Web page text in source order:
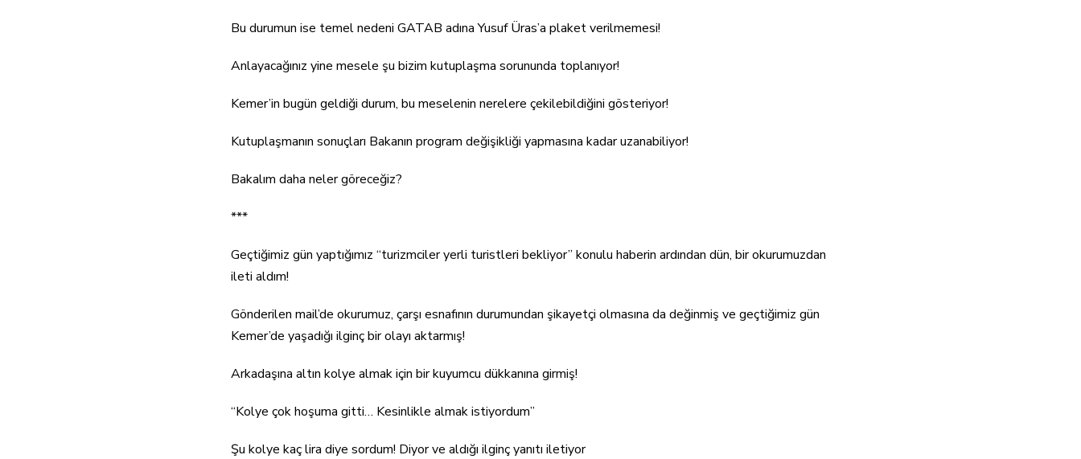
Bu durumun ise temel nedeni GATAB adına Yusuf Üras’a plaket verilmemesi!
Anlayacağınız yine mesele şu bizim kutuplaşma sorununda toplanıyor!
Kemer’in bugün geldiği durum, bu meselenin nerelere çekilebildiğini gösteriyor!
Kutuplaşmanın sonuçları Bakanın program değişikliği yapmasına kadar uzanabiliyor!
Bakalım daha neler göreceğiz?
***
Geçtiğimiz gün yaptığımız “turizmciler yerli turistleri bekliyor” konulu haberin ardından dün, bir okurumuzdan
ileti aldım!
Gönderilen mail’de okurumuz, çarşı esnafının durumundan şikayetçi olmasına da değinmiş ve geçtiğimiz gün
Kemer’de yaşadığı ilginç bir olayı aktarmış!
Arkadaşına altın kolye almak için bir kuyumcu dükkanına girmiş!
“Kolye çok hoşuma gitti… Kesinlikle almak istiyordum”
Şu kolye kaç lira diye sordum! Diyor ve aldığı ilginç yanıtı iletiyor